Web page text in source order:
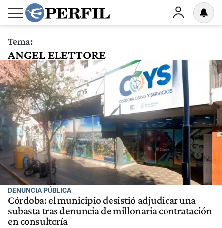
Tema:
ANGEL ELETTORE
DENUNCIA PÚBLICA
Córdoba: el municipio desistió adjudicar una
subasta tras denuncia de millonaria contratación
en consultoría